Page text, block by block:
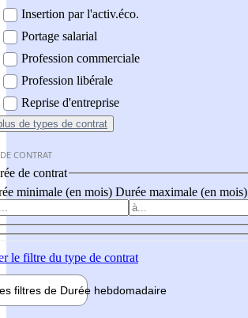
Insertion par l'activ.éco.
Portage salarial
Profession commerciale
Profession libérale
Reprise d'entreprise
de types de contrat
CONTRAT
de contrat
minimale (en mois) Durée maximale (en mois)
le filtre du type de contrat
filtres de Durée hebdomadaire